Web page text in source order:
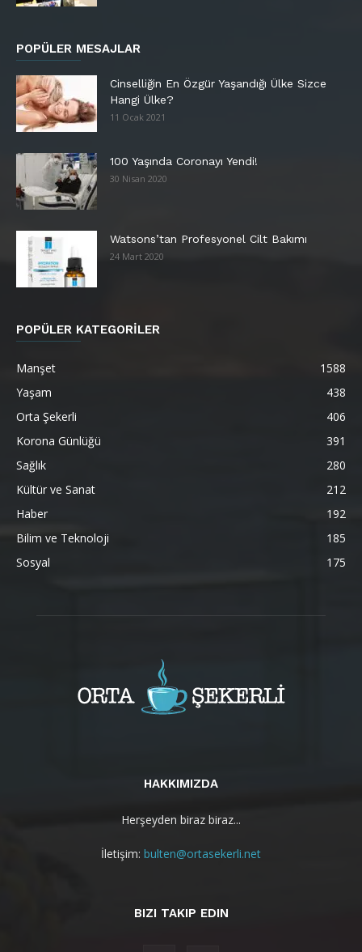
POPÜLER MESAJLAR
Cinselliğin En Özgür Yaşandığı Ülke Sizce
Hangi Ülke?
11 Ocak 2021
100 Yaşında Coronayı Yendi!
30 Nisan 2020
Watsons’tan Profesyonel Cilt Bakımı
24 Mart 2020
POPÜLER KATEGORİLER
Manşet
1588
Yaşam
438
Orta Şekerli
406
Korona Günlüğü
391
Sağlık
280
Kültür ve Sanat
212
Haber
192
Bilim ve Teknoloji
185
Sosyal
175
HAKKIMIZDA
Herşeyden biraz biraz...
İletişim: bulten@ortasekerli.net
BIZI TAKIP EDIN